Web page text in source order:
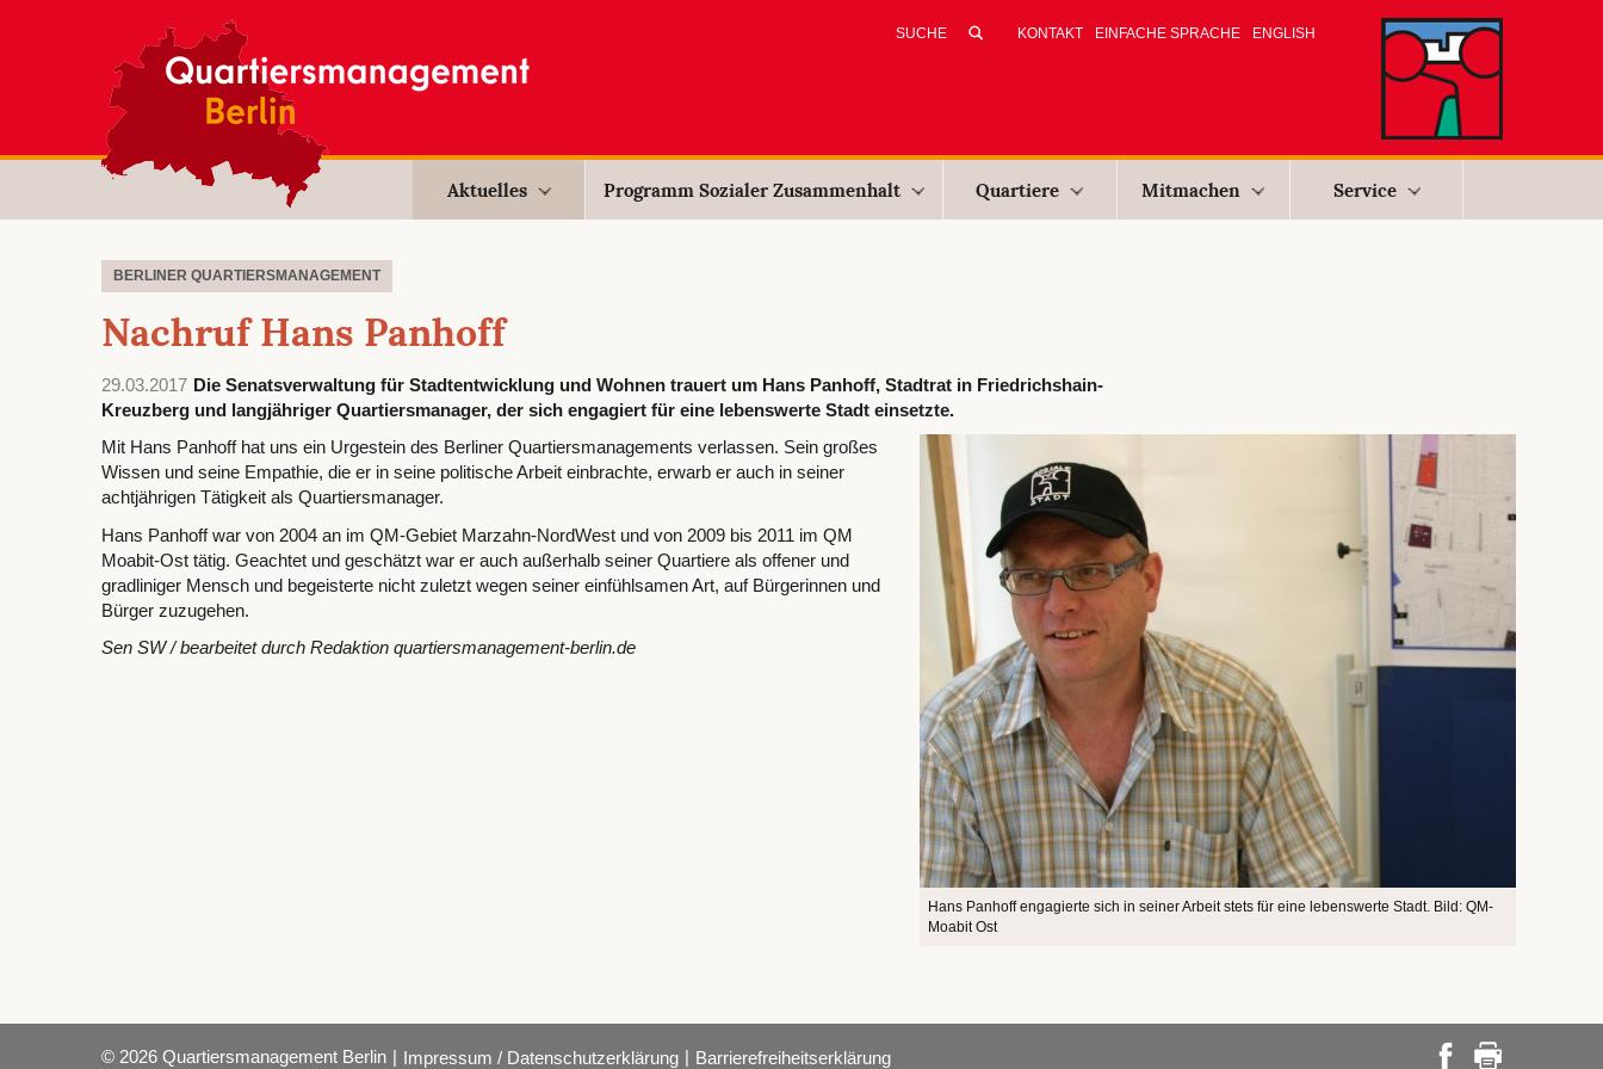
KONTAKT EINFACHE SPRACHE ENGLISH
Aktuelles Programm Sozialer Zusammenhalt Quartiere Mitmachen Service
BERLINER QUARTIERSMANAGEMENT
Nachruf Hans Panhoff
29.03.2017 Die Senatsverwaltung für Stadtentwicklung und Wohnen trauert um Hans Panhoff, Stadtrat in Friedrichshain-
Kreuzberg und langjähriger Quartiersmanager, der sich engagiert für eine lebenswerte Stadt einsetzte.
Hans Panhoff engagierte sich in seiner Arbeit stets für eine lebenswerte Stadt. Bild: QM-
Moabit Ost
Mit Hans Panhoff hat uns ein Urgestein des Berliner Quartiersmanagements verlassen. Sein großes
Wissen und seine Empathie, die er in seine politische Arbeit einbrachte, erwarb er auch in seiner
achtjährigen Tätigkeit als Quartiersmanager.
Hans Panhoff war von 2004 an im QM-Gebiet Marzahn-NordWest und von 2009 bis 2011 im QM
Moabit-Ost tätig. Geachtet und geschätzt war er auch außerhalb seiner Quartiere als offener und
gradliniger Mensch und begeisterte nicht zuletzt wegen seiner einfühlsamen Art, auf Bürgerinnen und
Bürger zuzugehen.
Sen SW / bearbeitet durch Redaktion quartiersmanagement-berlin.de
© 2026 Quartiersmanagement Berlin | Impressum / Datenschutzerklärung | Barrierefreiheitserklärung